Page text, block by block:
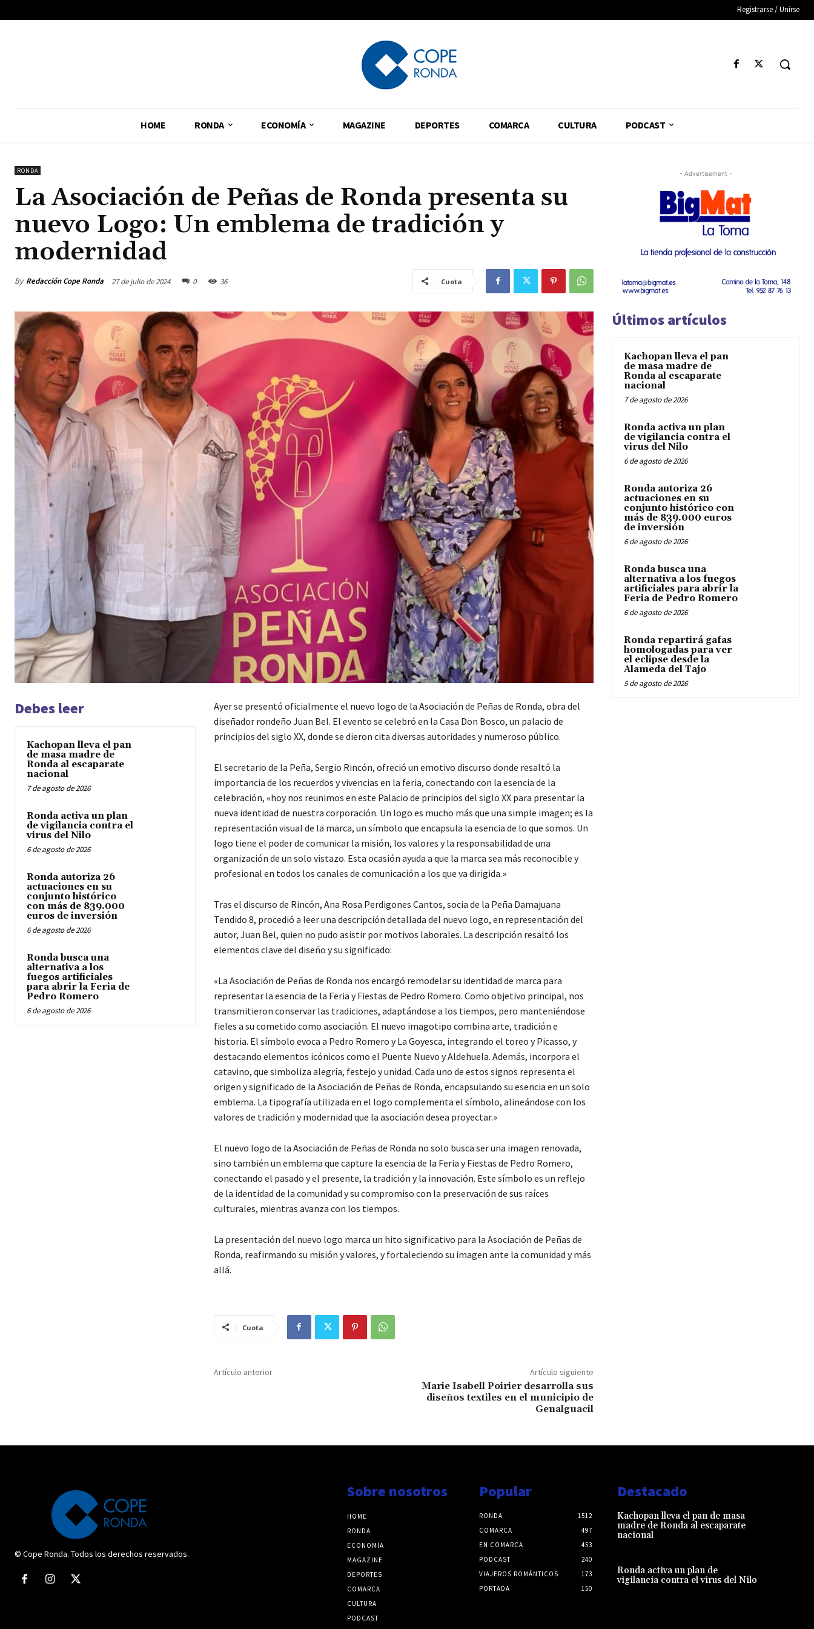
Registrarse / Unirse
HOME RONDA ECONOMÍA MAGAZINE DEPORTES COMARCA CULTURA PODCAST
RONDA
La Asociación de Peñas de Ronda presenta su
nuevo Logo: Un emblema de tradición y
modernidad
By Redacción Cope Ronda 27 de julio de 2024 0 36 Cuota
Debes leer
Kachopan lleva el pan
de masa madre de
Ronda al escaparate
nacional
7 de agosto de 2026
Ronda activa un plan
de vigilancia contra el
virus del Nilo
6 de agosto de 2026
Ronda autoriza 26
actuaciones en su
conjunto histórico
con más de 839.000
euros de inversión
6 de agosto de 2026
Ronda busca una
alternativa a los
fuegos artificiales
para abrir la Feria de
Pedro Romero
6 de agosto de 2026
Ayer se presentó oficialmente el nuevo logo de la Asociación de Peñas de Ronda, obra del
diseñador rondeño Juan Bel. El evento se celebró en la Casa Don Bosco, un palacio de
principios del siglo XX, donde se dieron cita diversas autoridades y numeroso público.
El secretario de la Peña, Sergio Rincón, ofreció un emotivo discurso donde resaltó la
importancia de los recuerdos y vivencias en la feria, conectando con la esencia de la
celebración, «hoy nos reunimos en este Palacio de principios del siglo XX para presentar la
nueva identidad de nuestra corporación. Un logo es mucho más que una simple imagen; es la
representación visual de la marca, un símbolo que encapsula la esencia de lo que somos. Un
logo tiene el poder de comunicar la misión, los valores y la responsabilidad de una
organización de un solo vistazo. Esta ocasión ayuda a que la marca sea más reconocible y
profesional en todos los canales de comunicación a los que va dirigida.»
Tras el discurso de Rincón, Ana Rosa Perdigones Cantos, socia de la Peña Damajuana
Tendido 8, procedió a leer una descripción detallada del nuevo logo, en representación del
autor, Juan Bel, quien no pudo asistir por motivos laborales. La descripción resaltó los
elementos clave del diseño y su significado:
«La Asociación de Peñas de Ronda nos encargó remodelar su identidad de marca para
representar la esencia de la Feria y Fiestas de Pedro Romero. Como objetivo principal, nos
transmitieron conservar las tradiciones, adaptándose a los tiempos, pero manteniéndose
fieles a su cometido como asociación. El nuevo imagotipo combina arte, tradición e
historia. El símbolo evoca a Pedro Romero y La Goyesca, integrando el toreo y Picasso, y
destacando elementos icónicos como el Puente Nuevo y Aldehuela. Además, incorpora el
catavino, que simboliza alegría, festejo y unidad. Cada uno de estos signos representa el
origen y significado de la Asociación de Peñas de Ronda, encapsulando su esencia en un solo
emblema. La tipografía utilizada en el logo complementa el símbolo, alineándose con los
valores de tradición y modernidad que la asociación desea proyectar.»
El nuevo logo de la Asociación de Peñas de Ronda no solo busca ser una imagen renovada,
sino también un emblema que capture la esencia de la Feria y Fiestas de Pedro Romero,
conectando el pasado y el presente, la tradición y la innovación. Este símbolo es un reflejo
de la identidad de la comunidad y su compromiso con la preservación de sus raíces
culturales, mientras avanza con los tiempos.
La presentación del nuevo logo marca un hito significativo para la Asociación de Peñas de
Ronda, reafirmando su misión y valores, y fortaleciendo su imagen ante la comunidad y más
allá.
Cuota
Artículo anterior Artículo siguiente
Marie Isabell Poirier desarrolla sus
diseños textiles en el municipio de
Genalguacil
- Advertisement -
Últimos artículos
Kachopan lleva el pan
de masa madre de
Ronda al escaparate
nacional
7 de agosto de 2026
Ronda activa un plan
de vigilancia contra el
virus del Nilo
6 de agosto de 2026
Ronda autoriza 26
actuaciones en su
conjunto histórico con
más de 839.000 euros
de inversión
6 de agosto de 2026
Ronda busca una
alternativa a los fuegos
artificiales para abrir la
Feria de Pedro Romero
6 de agosto de 2026
Ronda repartirá gafas
homologadas para ver
el eclipse desde la
Alameda del Tajo
5 de agosto de 2026
© Cope Ronda. Todos los derechos reservados.
Sobre nosotros
HOME
RONDA
ECONOMÍA
MAGAZINE
DEPORTES
COMARCA
CULTURA
PODCAST
Popular
RONDA
1512
COMARCA
497
EN COMARCA
453
PODCAST
240
VIAJEROS ROMÁNTICOS
173
PORTADA
150
Destacado
Kachopan lleva el pan de masa
madre de Ronda al escaparate
nacional
Ronda activa un plan de
vigilancia contra el virus del Nilo